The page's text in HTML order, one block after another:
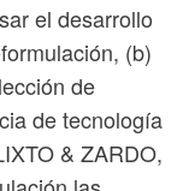
el desarrollo
(b)
de
de tecnología
& ZARDO,